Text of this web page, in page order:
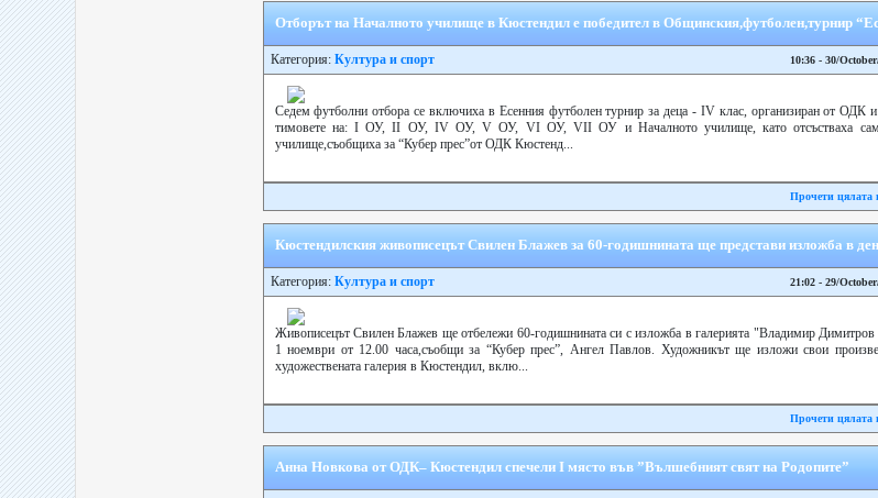
Отборът на Началното училище в Кюстендил е победител в Общинския,футболен,турнир
Категория: Култура и спорт 10:36 - 30/
Седем футболни отбора се включиха в Есенния футболен турнир за деца - ІV клас, организиран от ОДК
тимовете на: І ОУ, ІІ ОУ, ІV ОУ, V ОУ, VІ ОУ, VІІ ОУ и Началното училище, като отсъстваха
училище,съобщиха за “Кубер прес”от ОДК Кюстенд...
Прочети цялата
Кюстендилския живописецът Свилен Блажев за 60-годишнината ще представи изложба в
Категория: Култура и спорт 21:02 - 29/
Живописецът Свилен Блажев ще отбележи 60-годишнината си с изложба в галерията "Владимир
1 ноември от 12.00 часа,съобщи за “Кубер прес”, Ангел Павлов. Художникът ще изложи свои
художествената галерия в Кюстендил, вклю...
Прочети цялата
Анна Новкова от ОДК– Кюстендил спечели І място във ”Вълшебният свят на Родопите”